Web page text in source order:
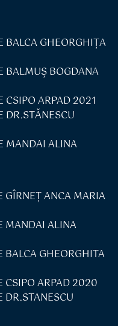
BALCA GHEORGHIŢA
BALMUŞ BOGDANA
CSIPO ARPAD 2021
DR.STĂNESCU
MANDAI ALINA
GÎRNEȚ ANCA MARIA
MANDAI ALINA
BALCA GHEORGHITA
CSIPO ARPAD 2020
DR.STANESCU